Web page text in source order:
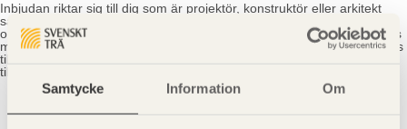
Samtycke Information Om
Inbjudan riktar sig till dig som är projektör, konstruktör eller arkitekt
samt till studenter.
outnyttjad plats som inte avbokats före den 11 oktober 2017 debiteras
med 995 kr/plats exklusive moms. Din plats kan kostnadsfritt överlåtas
till en kollega. Avbokning och överlåtelse meddelas
till